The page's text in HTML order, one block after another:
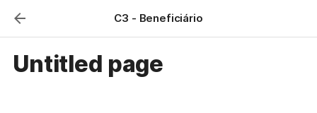
C3 - Beneficiário
Untitled page